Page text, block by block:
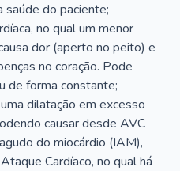
saúde do paciente;
no qual um menor
dor (aperto no peito) e
no coração. Pode
de forma constante;
dilatação em excesso
causar desde AVC
do miocárdio (IAM),
Cardíaco, no qual há